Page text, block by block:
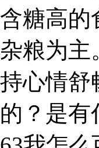
含糖高的
杂粮为主
持心情舒
的？是有